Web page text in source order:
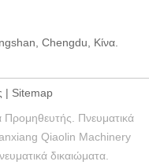
Chengdu, Κίνα.
| Sitemap
Προμηθευτής. Πνευματικά
Qiaolin Machinery
δικαιώματα.